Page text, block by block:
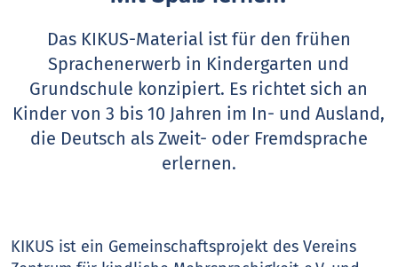
Das KIKUS-Material ist für den frühen
Sprachenerwerb in Kindergarten und
Grundschule konzipiert. Es richtet sich an
Kinder von 3 bis 10 Jahren im In- und Ausland,
die Deutsch als Zweit- oder Fremdsprache
erlernen.
KIKUS ist ein Gemeinschaftsprojekt des Vereins